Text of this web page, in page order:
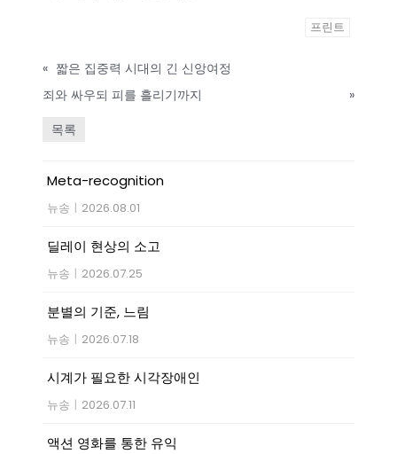
프린트
« 짧은 집중력 시대의 긴 신앙여정
죄와 싸우되 피를 흘리기까지
»
목록
Meta-recognition
뉴송 | 2026.08.01
딜레이 현상의 소고
뉴송 | 2026.07.25
분별의 기준, 느림
뉴송 | 2026.07.18
시계가 필요한 시각장애인
뉴송 | 2026.07.11
액션 영화를 통한 유익